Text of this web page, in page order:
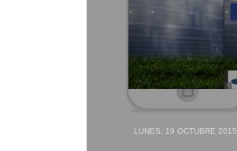
LUNES, 19 OCTUBRE 2015